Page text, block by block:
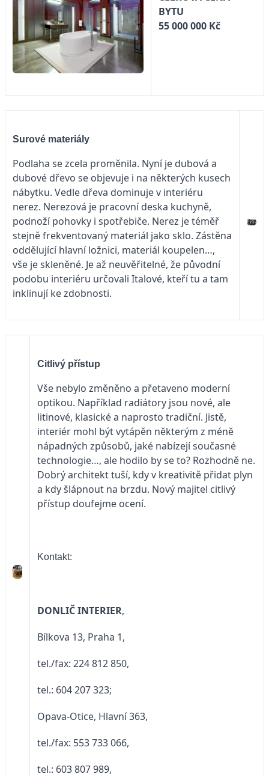
BYTU
55 000 000 Kč
Surové materiály
Podlaha se zcela proměnila. Nyní je dubová a
dubové dřevo se objevuje i na některých kusech
nábytku. Vedle dřeva dominuje v interiéru
nerez. Nerezová je pracovní deska kuchyně,
podnoží pohovky i spotřebiče. Nerez je téměř
stejně frekventovaný materiál jako sklo. Zástěna
oddělující hlavní ložnici, materiál koupelen…,
vše je skleněné. Je až neuvěřitelné, že původní
podobu interiéru určovali Italové, kteří tu a tam
inklinují ke zdobnosti.
Citlivý přístup
Vše nebylo změněno a přetaveno moderní
optikou. Například radiátory jsou nové, ale
litinové, klasické a naprosto tradiční. Jistě,
interiér mohl být vytápěn některým z méně
nápadných způsobů, jaké nabízejí současné
technologie…, ale hodilo by se to? Rozhodně ne.
Dobrý architekt tuší, kdy v kreativitě přidat plyn
a kdy šlápnout na brzdu. Nový majitel citlivý
přístup doufejme ocení.
Kontakt:
DONLIČ INTERIER,
Bílkova 13, Praha 1,
tel./fax: 224 812 850,
tel.: 604 207 323;
Opava-Otice, Hlavní 363,
tel./fax: 553 733 066,
tel.: 603 807 989,